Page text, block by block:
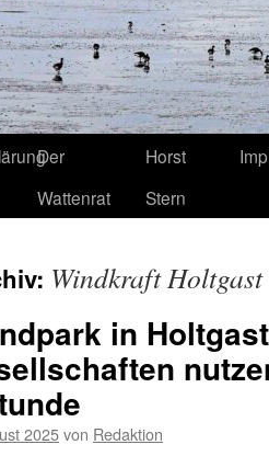
Der
Wattenrat
Horst
Stern
Windkraft Holtgast
in
2025von Redaktion